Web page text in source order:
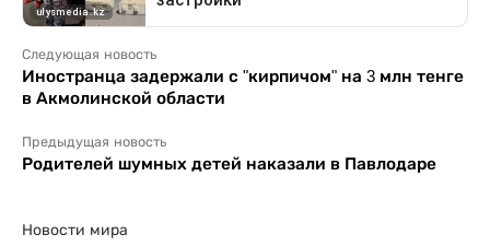
Следующая новость
Иностранца задержали с "кирпичом" на 3 млн тенге
в Акмолинской области
Предыдущая новость
Родителей шумных детей наказали в Павлодаре
Новости мира